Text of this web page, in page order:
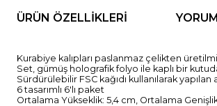
ÜRÜN ÖZELLIKLERI
Kurabiye kalıpları paslanmaz çelikten
Set, gümüş holografik folyo ile kaplı bir
Sürdürülebilir FSC kağıdı kullanılarak
6 tasarımlı 6'lı paket
Ortalama Yükseklik: 5,4 cm, Ortalama